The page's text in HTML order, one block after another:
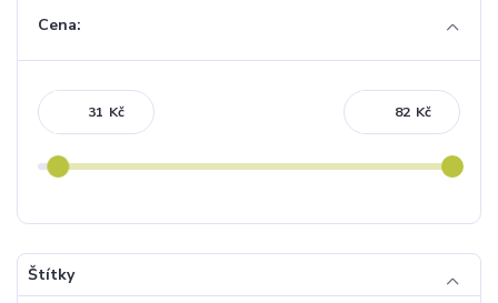
Cena:
Kč Kč
Štítky